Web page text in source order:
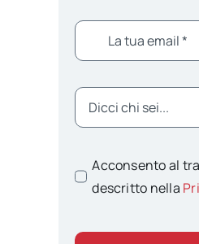
Acconsento al
descritto nella